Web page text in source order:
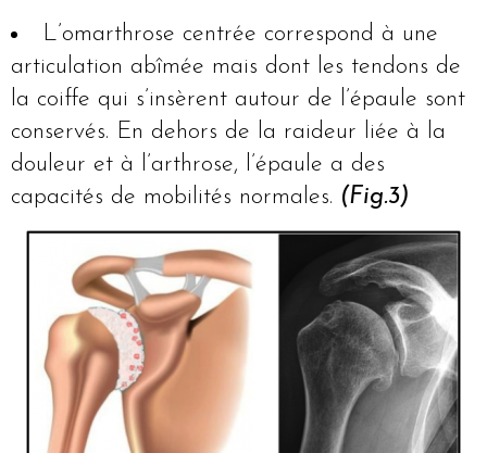
L’omarthrose centrée correspond à une
articulation abîmée mais dont les tendons de
la coiffe qui s’insèrent autour de l’épaule sont
conservés. En dehors de la raideur liée à la
douleur et à l’arthrose, l’épaule a des
capacités de mobilités normales. (Fig.3)